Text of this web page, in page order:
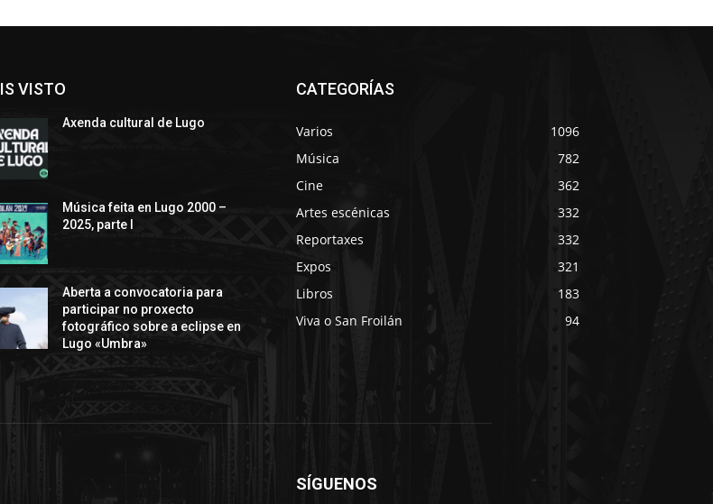
VISTO
Axenda cultural de Lugo
Música feita en Lugo 2000 –
2025, parte I
Aberta a convocatoria para
participar no proxecto
fotográfico sobre a eclipse en
Lugo «Umbra»
CATEGORÍAS
Varios
1096
Música
782
Cine
362
Artes escénicas
332
Reportaxes
332
Expos
321
Libros
183
Viva o San Froilán
94
SÍGUENOS